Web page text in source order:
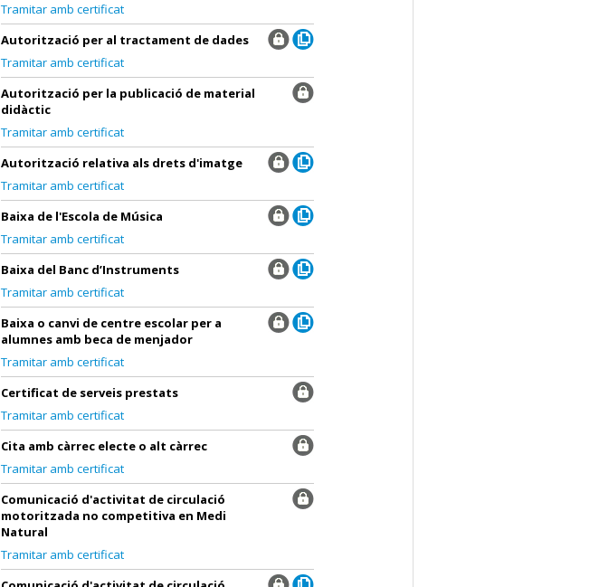
Tramitar amb certificat
Autorització per al tractament de dades
Tramitar amb certificat
Autorització per la publicació de material
didàctic
Tramitar amb certificat
Autorització relativa als drets d'imatge
Tramitar amb certificat
Baixa de l'Escola de Música
Tramitar amb certificat
Baixa del Banc d’Instruments
Tramitar amb certificat
Baixa o canvi de centre escolar per a
alumnes amb beca de menjador
Tramitar amb certificat
Certificat de serveis prestats
Tramitar amb certificat
Cita amb càrrec electe o alt càrrec
Tramitar amb certificat
Comunicació d'activitat de circulació
motoritzada no competitiva en Medi
Natural
Tramitar amb certificat